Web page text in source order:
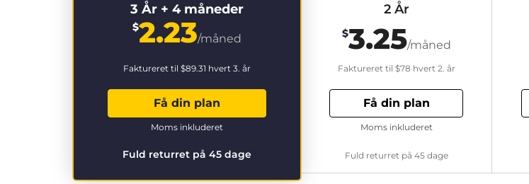
3 År + 4 måneder
$2.23/måned
Faktureret til $89.31 hvert 3. år
Få din plan
Fuld returret på 45 dage
Moms inkluderet
2 År
$3.25/måned
Faktureret til $78 hvert 2. år
Få din plan
Fuld returret på 45 dage
Moms inkluderet